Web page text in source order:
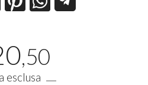
,50
esclusa